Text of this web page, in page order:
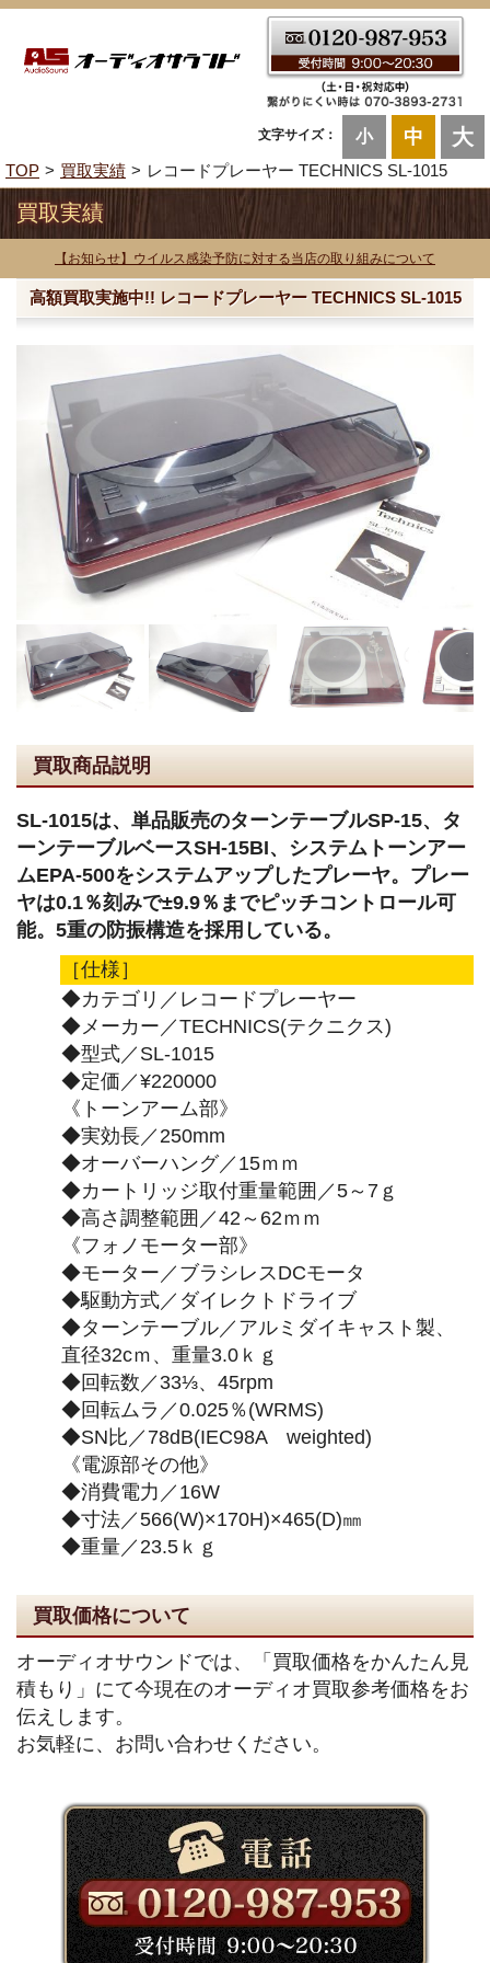
文字サイズ： 小 中 大
TOP 買取実績 レコードプレーヤー TECHNICS SL-1015
買取実績
【お知らせ】ウイルス感染予防に対する当店の取り組みについて
高額買取実施中!! レコードプレーヤー TECHNICS SL-1015
買取商品説明
SL-1015は、単品販売のターンテーブルSP-15、タ
ーンテーブルベースSH-15BI、システムトーンアー
ムEPA-500をシステムアップしたプレーヤ。プレー
ヤは0.1％刻みで±9.9％までピッチコントロール可
能。5重の防振構造を採用している。
［仕様］
◆カテゴリ／レコードプレーヤー
◆メーカー／TECHNICS(テクニクス)
◆型式／SL-1015
◆定価／¥220000
《トーンアーム部》
◆実効長／250mm
◆オーバーハング／15ｍｍ
◆カートリッジ取付重量範囲／5～7ｇ
◆高さ調整範囲／42～62ｍｍ
《フォノモーター部》
◆モーター／ブラシレスDCモータ
◆駆動方式／ダイレクトドライブ
◆ターンテーブル／アルミダイキャスト製、
直径32cｍ、重量3.0ｋｇ
◆回転数／33⅓、45rpm
◆回転ムラ／0.025％(WRMS)
◆SN比／78dB(IEC98A weighted)
《電源部その他》
◆消費電力／16W
◆寸法／566(W)×170H)×465(D)㎜
◆重量／23.5ｋｇ
買取価格について
オーディオサウンドでは、「買取価格をかんたん見
積もり」にて今現在のオーディオ買取参考価格をお
伝えします。
お気軽に、お問い合わせください。